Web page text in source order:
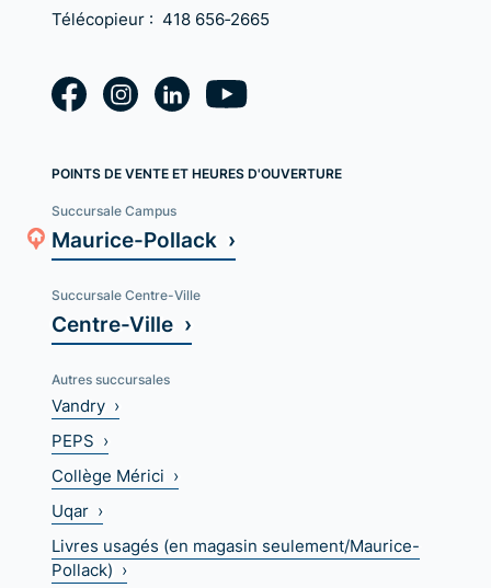
Télécopieur : 418 656‑2665
POINTS DE VENTE ET HEURES D'OUVERTURE
Succursale Campus
Maurice-Pollack ›
Succursale Centre-Ville
Centre-Ville ›
Autres succursales
Vandry ›
PEPS ›
Collège Mérici ›
Uqar ›
Livres usagés (en magasin seulement/Maurice-
Pollack) ›